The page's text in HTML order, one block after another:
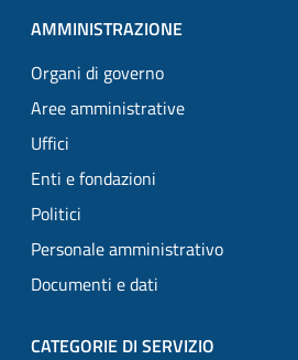
AMMINISTRAZIONE
Organi di governo
Aree amministrative
Uffici
Enti e fondazioni
Politici
Personale amministrativo
Documenti e dati
CATEGORIE DI SERVIZIO